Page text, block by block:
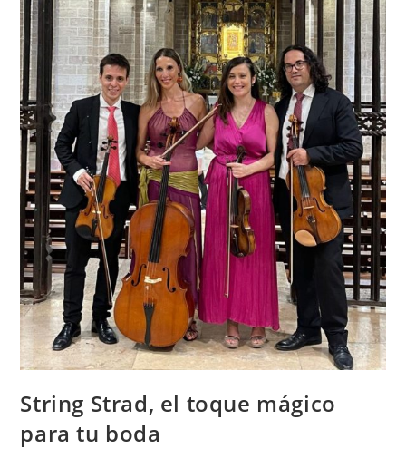
String Strad, el toque mágico
para tu boda